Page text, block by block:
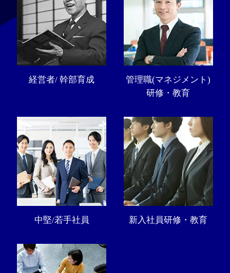
経営者/ 幹部育成
管理職(マネジメント)
研修・教育
中堅/若手社員 新入社員研修・教育